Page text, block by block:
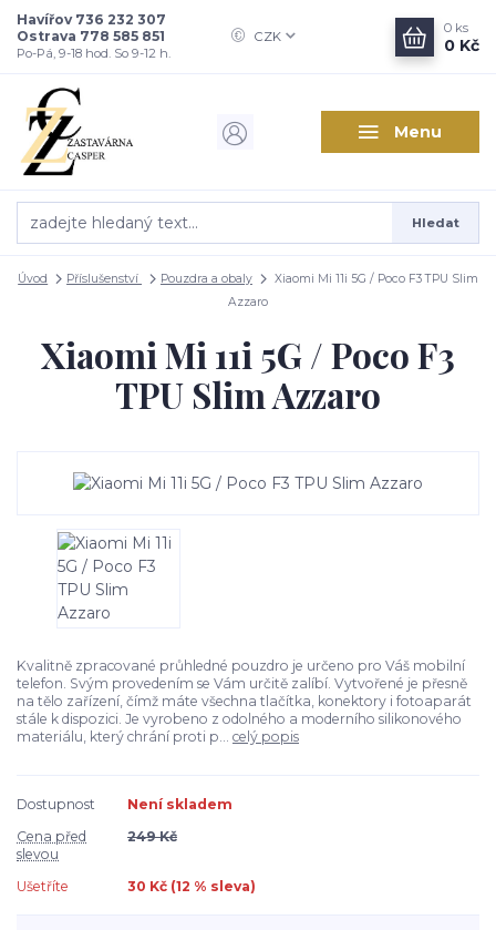
Menu
CZK
Hledat
Havířov 736 232 307
Ostrava 778 585 851
Po-Pá, 9-18 hod. So 9-12 h.
0 ks
0 Kč
Úvod Příslušenství Pouzdra a obaly
Xiaomi Mi 11i 5G / Poco F3 TPU Slim
Azzaro
Xiaomi Mi 11i 5G / Poco F3
TPU Slim Azzaro
Kvalitně zpracované průhledné pouzdro je určeno pro Váš mobilní
telefon. Svým provedením se Vám určitě zalíbí. Vytvořené je přesně
na tělo zařízení, čímž máte všechna tlačítka, konektory i fotoaparát
stále k dispozici. Je vyrobeno z odolného a moderního silikonového
materiálu, který chrání proti p... celý popis
Dostupnost
Není skladem
Cena před
slevou
249 Kč
Ušetříte 30 Kč (12 % sleva)